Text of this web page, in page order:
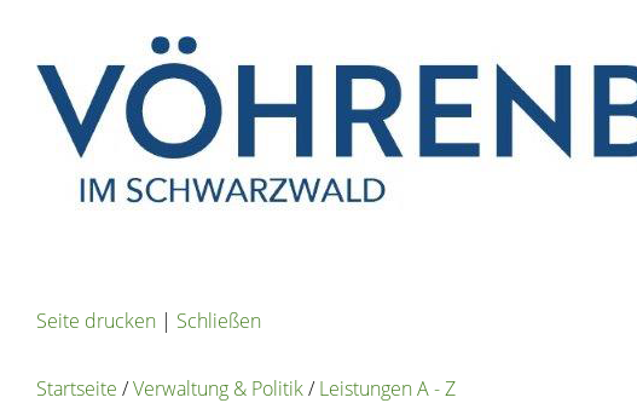
Seite drucken | Schließen
Startseite /Verwaltung & Politik/Leistungen A - Z